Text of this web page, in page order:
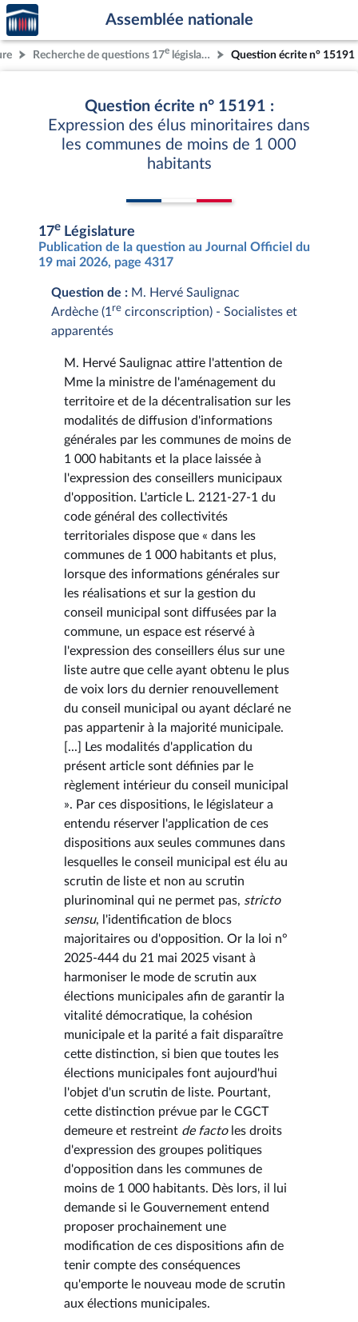
Aller au contenu
Aller en bas de la page
Accèder
à la
page
d'accueil
Assemblée nationale
Recherche de questions 17e législature Question écrite n° 15191
Question écrite n° 15191 :
Expression des élus minoritaires dans
les communes de moins de 1 000
habitants
17e Législature
Publication de la question au Journal Officiel du
19 mai 2026, page 4317
Question de : M. Hervé Saulignac
Ardèche (1 re circonscription) - Socialistes et
apparentés
M. Hervé Saulignac attire l'attention de
Mme la ministre de l'aménagement du
territoire et de la décentralisation sur les
modalités de diffusion d'informations
générales par les communes de moins de
1 000 habitants et la place laissée à
l'expression des conseillers municipaux
d'opposition. L'article L. 2121-27-1 du
code général des collectivités
territoriales dispose que « dans les
communes de 1 000 habitants et plus,
lorsque des informations générales sur
les réalisations et sur la gestion du
conseil municipal sont diffusées par la
commune, un espace est réservé à
l'expression des conseillers élus sur une
liste autre que celle ayant obtenu le plus
de voix lors du dernier renouvellement
du conseil municipal ou ayant déclaré ne
pas appartenir à la majorité municipale.
[...] Les modalités d'application du
présent article sont définies par le
règlement intérieur du conseil municipal
». Par ces dispositions, le législateur a
entendu réserver l'application de ces
dispositions aux seules communes dans
lesquelles le conseil municipal est élu au
scrutin de liste et non au scrutin
plurinominal qui ne permet pas, stricto
sensu, l'identification de blocs
majoritaires ou d'opposition. Or la loi n°
2025-444 du 21 mai 2025 visant à
harmoniser le mode de scrutin aux
élections municipales afin de garantir la
vitalité démocratique, la cohésion
municipale et la parité a fait disparaître
cette distinction, si bien que toutes les
élections municipales font aujourd'hui
l'objet d'un scrutin de liste. Pourtant,
cette distinction prévue par le CGCT
demeure et restreint de factoles droits
d'expression des groupes politiques
d'opposition dans les communes de
moins de 1 000 habitants. Dès lors, il lui
demande si le Gouvernement entend
proposer prochainement une
modification de ces dispositions afin de
tenir compte des conséquences
qu'emporte le nouveau mode de scrutin
aux élections municipales.